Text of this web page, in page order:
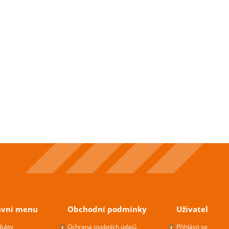
menu Obchodní podmínky
Ochrana osobních údajů
Uživatel
Přihlásit se